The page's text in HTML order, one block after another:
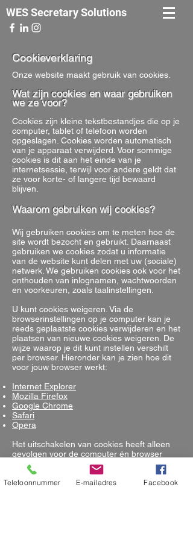
WES Secretary Solutions
Cookieverklaring
Onze website maakt gebruik van cookies.
Wat zijn cookies en waar gebruiken
we ze voor?
Cookies zijn kleine tekstbestandjes die op je
computer, tablet of telefoon worden
opgeslagen. Cookies worden automatisch
van je apparaat verwijderd. Voor sommige
cookies is dit aan het einde van je
internetsessie, terwijl voor andere geldt dat
ze voor korte- of langere tijd bewaard
blijven.
Waarom gebruiken wij cookies?
Wij gebruiken cookies om te meten hoe de
site wordt bezocht en gebruikt. Daarnaast
gebruiken we cookies zodat u informatie
van de website kunt delen met uw (sociale)
netwerk. We gebruiken cookies ook voor het
onthouden van inlognamen, wachtwoorden
en voorkeuren, zoals taalinstellingen.
U kunt cookies weigeren. Via de
browserinstellingen op je computer kan je
reeds geplaatste cookies verwijderen en het
plaatsen van nieuwe cookies weigeren. De
wijze waarop je dit kunt instellen verschilt
per browser. Hieronder kan je zien hoe dit
voor jouw browser werkt:
Internet Explorer
Mozilla Firefox
Google Chrome
Safari
Opera
Het uitschakelen van cookies heeft alleen
gevolgen voor de computer én browser
waarop je deze handeling uitvoert. Indien je
gebruik maakt van meerdere computers
en/of browsers dien je deze handeling zo
Telefoonnummer E-mailadres Facebook